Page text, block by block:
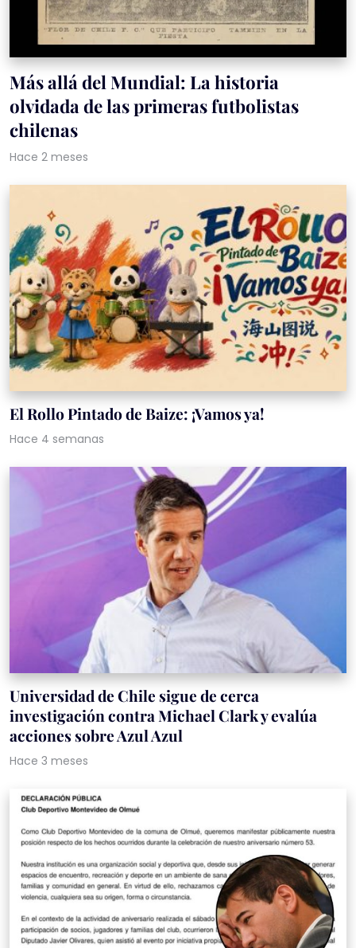
Más allá del Mundial: La historia
olvidada de las primeras futbolistas
chilenas
Hace 2 meses
El Rollo Pintado de Baize: ¡Vamos ya!
Hace 4 semanas
Universidad de Chile sigue de cerca
investigación contra Michael Clark y evalúa
acciones sobre Azul Azul
Hace 3 meses